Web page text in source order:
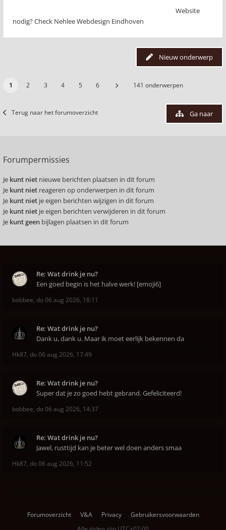
Website
nodig? Check Nehlee Webdesign Eindhoven
Nieuw onderwerp
1 2 3 4 5 6 141 onderwerpen
Terug naar het forumoverzicht Ga naar
Forumpermissies
Je kunt niet nieuwe berichten plaatsen in dit forum
Je kunt niet reageren op onderwerpen in dit forum
Je kunt niet je eigen berichten wijzigen in dit forum
Je kunt niet je eigen berichten verwijderen in dit forum
Je kunt geen bijlagen plaatsen in dit forum
Re: Wat drink je nu?
Een goed begin is het halve werk! [emoji6]
bobbee, do 06 aug 2026, 18:11
Re: Wat drink je nu?
Dank u, dank u. Maar ik moet eerlijk bekennen da
Hk87, do 06 aug 2026, 17:49
Re: Wat drink je nu?
Super dat je zo goed hebt gebrand. Gefeliciteerd!
bobbee, do 06 aug 2026, 14:37
Re: Wat drink je nu?
Jawel, rusttijd kan je beter wel doen anders smaa
Hk87, do 06 aug 2026, 11:52
Forumoverzicht V&A Privacy
Gebruikersvoorwaarden